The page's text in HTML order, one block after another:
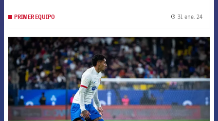
PRIMER EQUIPO 31 ene. 24
FCB Barcelona badge